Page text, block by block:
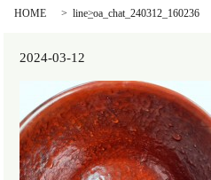
HOME line_oa_chat_240312_160236
2024-03-12